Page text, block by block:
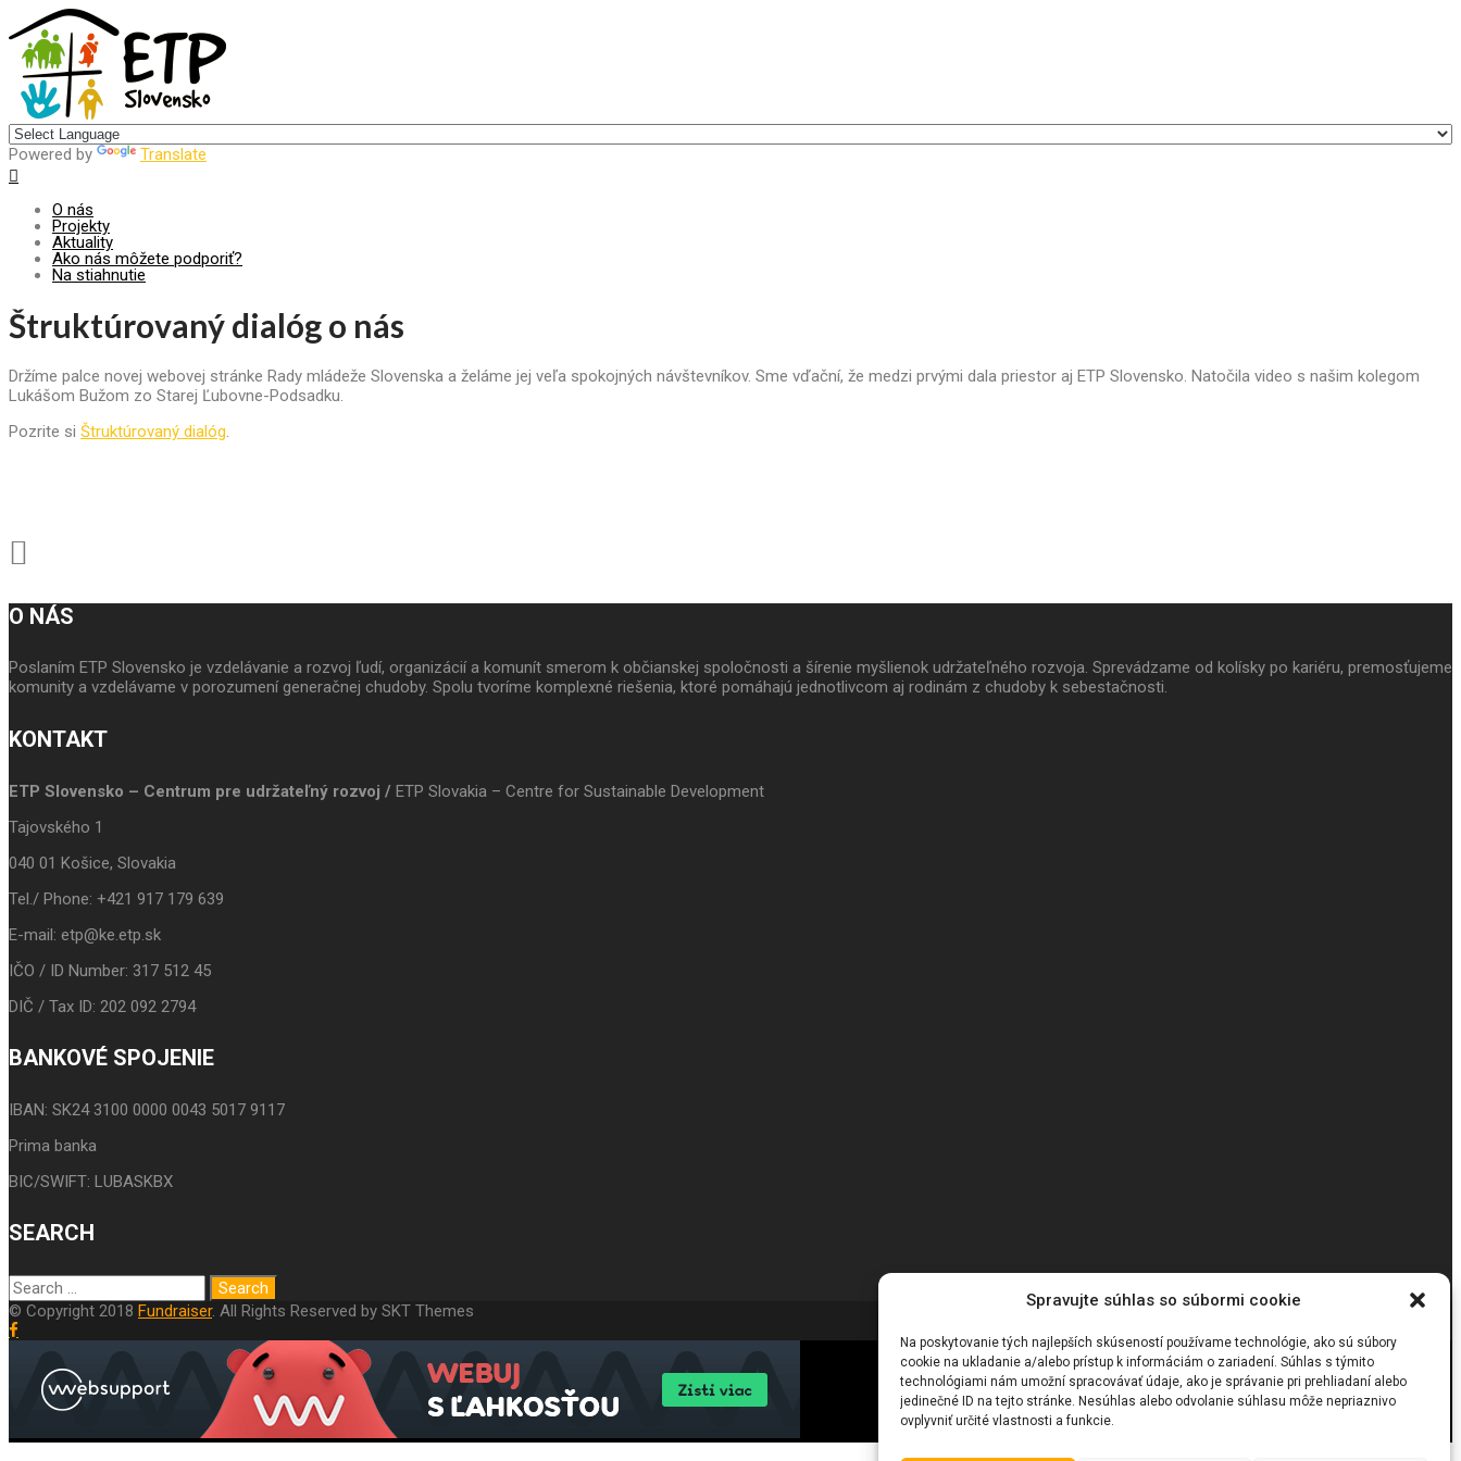
Spravujte súhlas so súbormi cookie
Na poskytovanie tých najlepších skúseností používame technológie, ako sú súbory
cookie na ukladanie a/alebo prístup k informáciám o zariadení. Súhlas s týmito
technológiami nám umožní spracovávať údaje, ako je správanie pri prehliadaní alebo
jedinečné ID na tejto stránke. Nesúhlas alebo odvolanie súhlasu môže nepriaznivo
ovplyvniť určité vlastnosti a funkcie.
Powered by Translate
O nás
Projekty
Aktuality
Ako nás môžete podporiť?
Na stiahnutie
Štruktúrovaný dialóg o nás
Držíme palce novej webovej stránke Rady mládeže Slovenska a želáme jej veľa spokojných návštevníkov. Sme vďační, že medzi prvými dala priestor aj ETP Slovensko. Natočila video s našim kolegom
Lukášom Bužom zo Starej Ľubovne-Podsadku.
Pozrite si Štruktúrovaný dialóg.
O NÁS
Poslaním ETP Slovensko je vzdelávanie a rozvoj ľudí, organizácií a komunít smerom k občianskej spoločnosti a šírenie myšlienok udržateľného rozvoja. Sprevádzame od kolísky po kariéru, premosťujeme
komunity a vzdelávame v porozumení generačnej chudoby. Spolu tvoríme komplexné riešenia, ktoré pomáhajú jednotlivcom aj rodinám z chudoby k sebestačnosti.
KONTAKT
ETP Slovensko – Centrum pre udržateľný rozvoj / ETP Slovakia – Centre for Sustainable Development
Tajovského 1
040 01 Košice, Slovakia
Tel./ Phone: +421 917 179 639
E-mail: etp@ke.etp.sk
IČO / ID Number: 317 512 45
DIČ / Tax ID: 202 092 2794
BANKOVÉ SPOJENIE
IBAN: SK24 3100 0000 0043 5017 9117
Prima banka
BIC/SWIFT: LUBASKBX
SEARCH
© Copyright 2018 Fundraiser. All Rights Reserved by SKT Themes